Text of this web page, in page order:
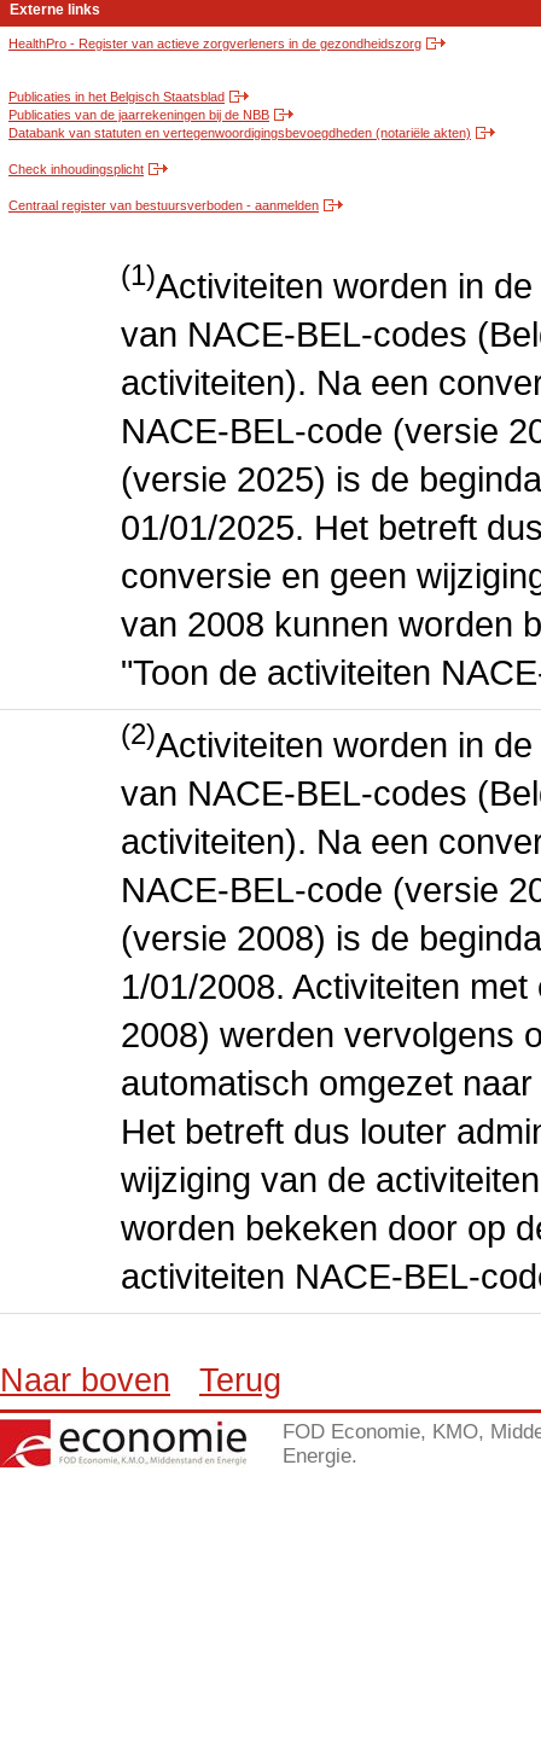
Externe links
HealthPro - Register van actieve zorgverleners in de gezondheidszorg
Publicaties in het Belgisch Staatsblad
Publicaties van de jaarrekeningen bij de NBB
Databank van statuten en vertegenwoordigingsbevoegdheden (notariële akten)
Check inhoudingsplicht
Centraal register van bestuursverboden - aanmelden
(1)Activiteiten worden in
van NACE-BEL-codes
activiteiten). Na een
NACE-BEL-code (versie
(versie 2025) is de
01/01/2025. Het betreft
conversie en geen
van 2008 kunnen worden
"Toon de activiteiten
(2)Activiteiten worden in
van NACE-BEL-codes
activiteiten). Na een
NACE-BEL-code (versie
(versie 2008) is de
1/01/2008. Activiteiten
2008) werden vervolgens
automatisch omgezet
Het betreft dus louter
wijziging van de
worden bekeken door op
activiteiten NACE-BEL-
Naar boven Terug
FOD Economie, KMO,
Energie.